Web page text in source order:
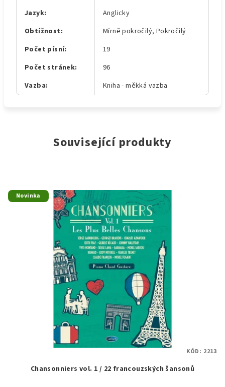
Jazyk:
Anglicky
Obtížnost:
Mírně pokročilý, Pokročilý
Počet písní:
19
Počet stránek:
96
Vazba: Kniha - měkká vazba
Související produkty
Novinka
Chansonniers vol. 1 / 22 francouzských šansonů
KÓD: 2213